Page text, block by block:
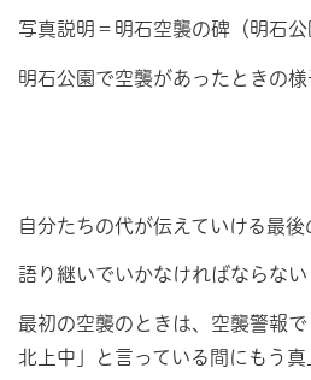
写真説明＝明石空襲の碑（明石公
明石公園で空襲があったときの
自分たちの代が伝えていける最後
語り継いでいかなければならない
最初の空襲のときは、空襲警報
北上中」と言っている間にもう